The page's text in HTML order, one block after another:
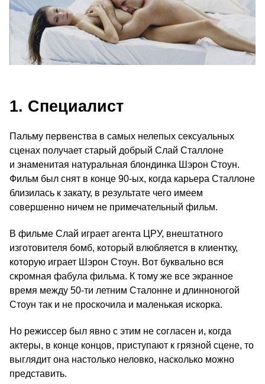
1. Специалист
Пальму первенства в самых нелепых сексуальных
сценах получает старый добрый Слай Сталлоне
и знаменитая натуральная блондинка Шэрон Стоун.
Фильм был снят в конце 90-ых, когда карьера Сталлоне
близилась к закату, в результате чего имеем
совершенно ничем не примечательный фильм.
В фильме Слай играет агента ЦРУ, внештатного
изготовителя бомб, который влюбляется в клиентку,
которую играет Шэрон Стоун. Вот буквально вся
скромная фабула фильма. К тому же все экранное
время между 50-ти летним Сталонне и длинноногой
Стоун так и не проскочила и маленькая искорка.
Но режиссер был явно с этим не согласен и, когда
актеры, в конце концов, приступают к грязной сцене, то
выглядит она настолько неловко, насколько можно
представить.